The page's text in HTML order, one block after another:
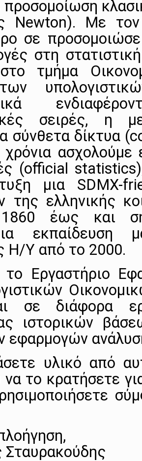
Newton). Με
σε
στη
τμήμα
σειρές, η
σύνθετα δίκτυα
χρόνια ασχολούμε
(official
μια SDMX-
της ελληνικής
έως και
εκπαίδευση
Η/Υ από το 2000.
Εργαστήριο
σε διάφορα
ιστορικών
εφαρμογών
υλικό από
το κρατήσετε
Σταυρακούδης